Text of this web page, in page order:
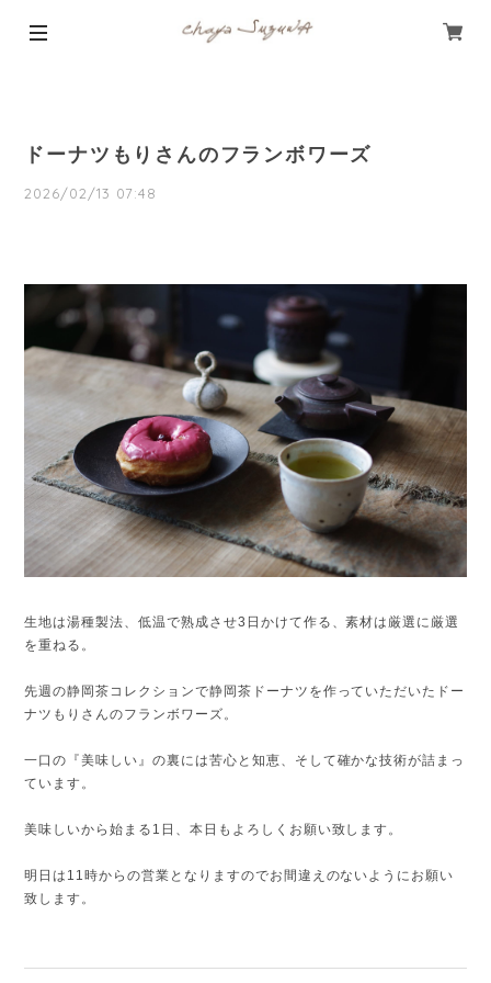
ドーナツもりさんのフランボワーズ
2026/02/13 07:48
生地は湯種製法、低温で熟成させ3日かけて作る、素材は厳選に厳選
を重ねる。
先週の静岡茶コレクションで静岡茶ドーナツを作っていただいたドー
ナツもりさんのフランボワーズ。
一口の『美味しい』の裏には苦心と知恵、そして確かな技術が詰まっ
ています。
美味しいから始まる1日、本日もよろしくお願い致します。
明日は11時からの営業となりますのでお間違えのないようにお願い
致します。